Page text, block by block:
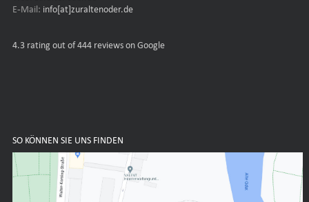
E-Mail: info[at]zuraltenoder.de
4.3 rating out of 444 reviews on Google
SO KÖNNEN SIE UNS FINDEN